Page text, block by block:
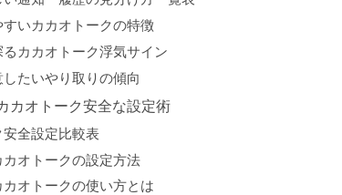
いカカオトークの特徴
カカオトーク浮気サイン
たいやり取りの傾向
カオトーク安全な設定術
全設定比較表
オトークの設定方法
オトークの使い方とは